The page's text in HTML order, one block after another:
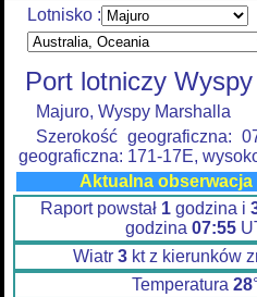
Lotnisko :
Port lotniczy
Majuro, Wyspy Marshalla
Szerokość geograficzna:
geograficzna: 171-17E,
Aktualna
Raport powstał 1godzina i
godzina 07:55
Wiatr 3 kt z kierunków
Temperatura 28